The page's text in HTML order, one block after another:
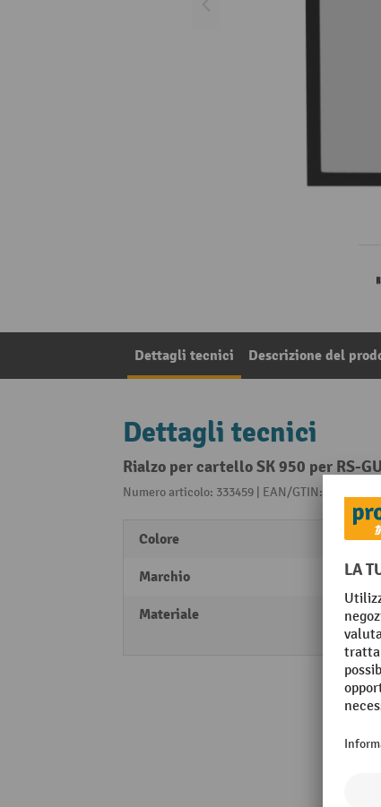
Dettagli tecnici Descrizione del
Dettagli tecnici
Rialzo per cartello SK 950 per RS-
Numero articolo: 333459 | EAN/GTIN:
Colore
Marchio
Materiale